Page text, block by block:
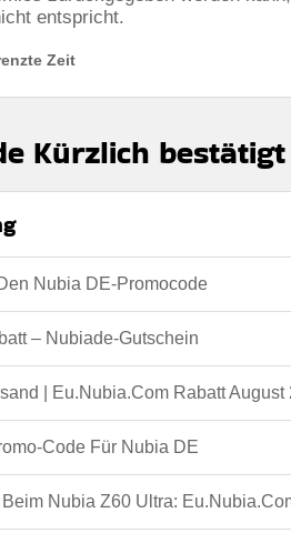
entspricht.
Zeit
Kürzlich bestätigt
Nubia DE-Promocode
– Nubiade-Gutschein
| Eu.Nubia.Com Rabatt August
Code Für Nubia DE
Nubia Z60 Ultra: